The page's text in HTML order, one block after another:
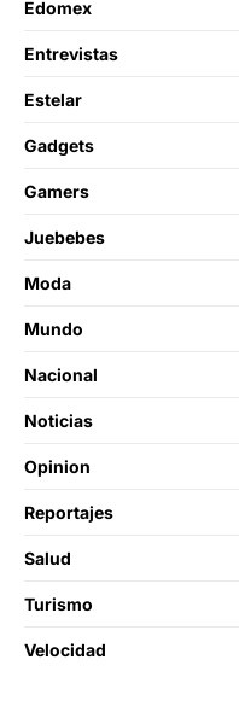
Edomex
Entrevistas
Estelar
Gadgets
Gamers
Juebebes
Moda
Mundo
Nacional
Noticias
Opinion
Reportajes
Salud
Turismo
Velocidad